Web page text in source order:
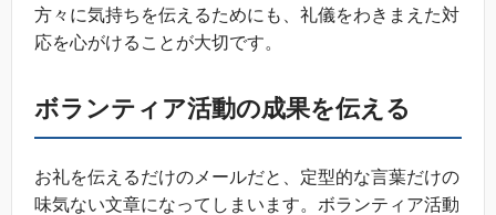
方々に気持ちを伝えるためにも、礼儀をわきまえた対
応を心がけることが大切です。
ボランティア活動の成果を伝える
お礼を伝えるだけのメールだと、定型的な言葉だけの
味気ない文章になってしまいます。ボランティア活動